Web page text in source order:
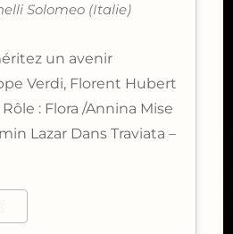
Solomeo (Italie)
un avenir
Verdi, Florent Hubert
: Flora /Annina Mise
Lazar Dans Traviata –